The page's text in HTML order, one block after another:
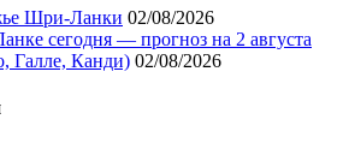
Шри-Ланки 02/08/2026
сегодня — прогноз на 2 августа
Галле, Канди) 02/08/2026